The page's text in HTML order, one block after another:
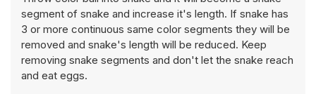
segment of snake and increase it's length. If snake has
3 or more continuous same color segments they will be
removed and snake's length will be reduced. Keep
removing snake segments and don't let the snake reach
and eat eggs.